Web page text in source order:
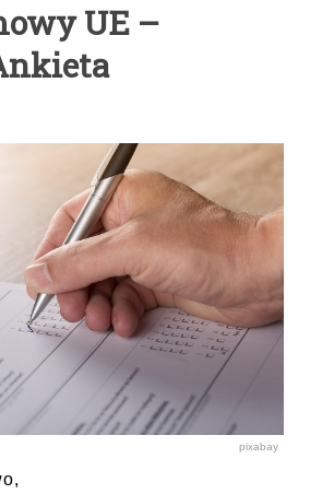
UE –
pixabay